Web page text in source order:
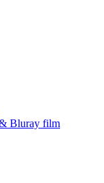
Bluray film